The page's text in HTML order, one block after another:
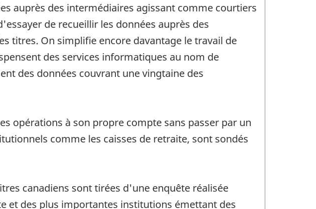
auprès des intermédiaires agissant comme courtiers
de recueillir les données auprès des
titres. On simplifie encore davantage le travail de
des services informatiques au nom de
des données couvrant une vingtaine des
opérations à son propre compte sans passer par un
comme les caisses de retraite, sont sondés
canadiens sont tirées d'une enquête réalisée
et des plus importantes institutions émettant des